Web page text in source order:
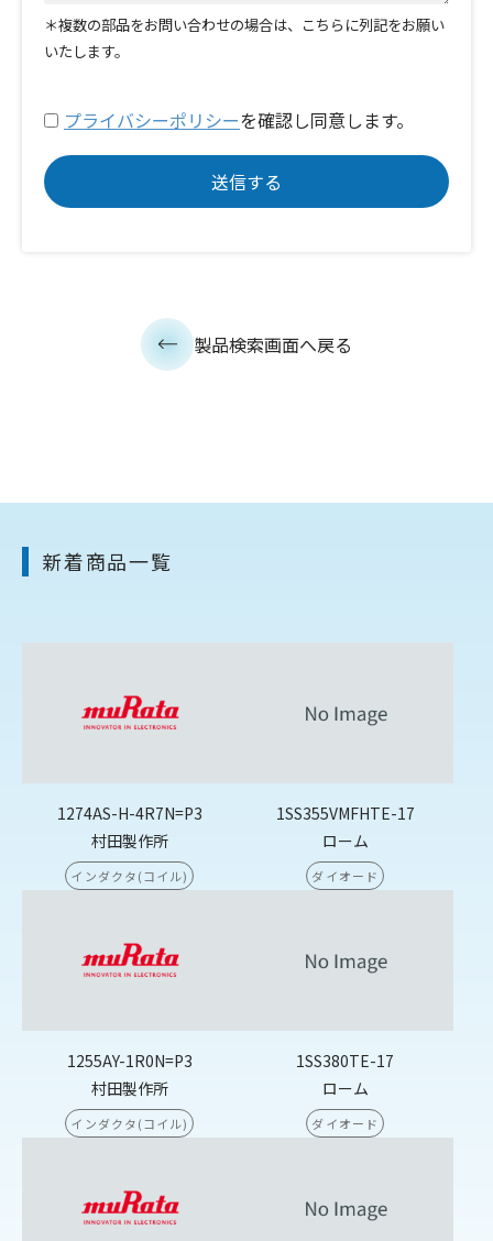
＊複数の部品をお問い合わせの場合は、こちらに列記をお願い
いたします。
プライバシーポリシーを確認し同意します。
製品検索画面へ戻る
新着商品一覧
1274AS-H-4R7N=P3
村田製作所
インダクタ(コイル)
1SS355VMFHTE-17
ローム
ダイオード
1255AY-1R0N=P3
村田製作所
インダクタ(コイル)
1SS380TE-17
ローム
ダイオード